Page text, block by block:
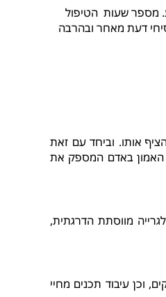
מספר שעות הטיפול
דעת מאחר ובהרבה
אותו. וביחד עם זאת
האמון באדם המספק את
מווסתת הדרגתית,
וכן עיבוד תכנים מחיי